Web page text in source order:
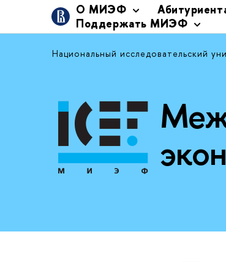
О МИЭФ
Поддержать МИЭФ
Национальный исследовательский